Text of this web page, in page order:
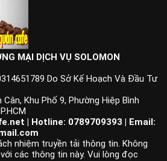
MẠI DỊCH VỤ SOLOMON
Do Sở Kế Hoạch Và Đầu Tư
Khu Phố 9, Phường Hiệp Bình
| Hotline: 0789709393 | Email:
nhiệm truyền tải thông tin. Không
các thông tin này. Vui lòng đọc